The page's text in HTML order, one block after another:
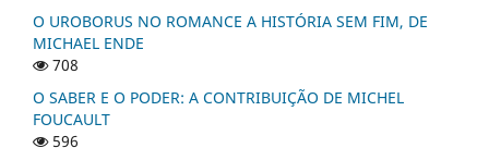
O UROBORUS NO ROMANCE A HISTÓRIA SEM FIM, DE
MICHAEL ENDE
708
O SABER E O PODER: A CONTRIBUIÇÃO DE MICHEL
FOUCAULT
596